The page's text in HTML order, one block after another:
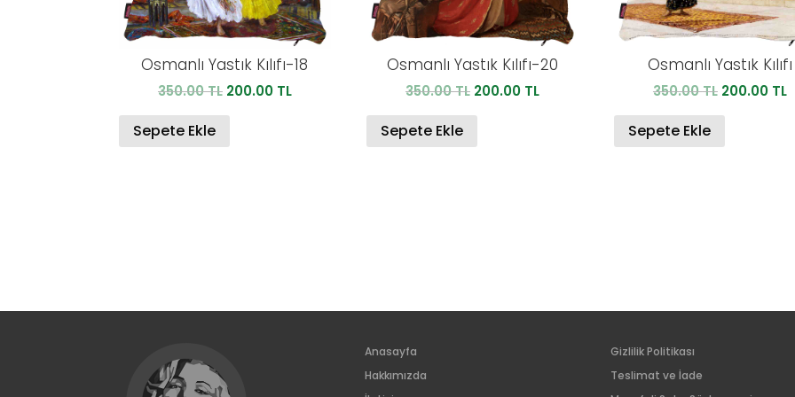
Osmanlı Yastık Kılıfı-18
350.00TL Orijinal
200.00 TLŞu
Sepete Ekle
Osmanlı Yastık Kılıfı-20
350.00TL Orijinal
200.00 TLŞu
Sepete Ekle
Osmanlı Yastık Kılıfı
350.00TL Orijinal
200.00 TLŞu
Sepete Ekle
Anasayfa
Hakkımızda
Gizlilik Politikası
Teslimat ve İade